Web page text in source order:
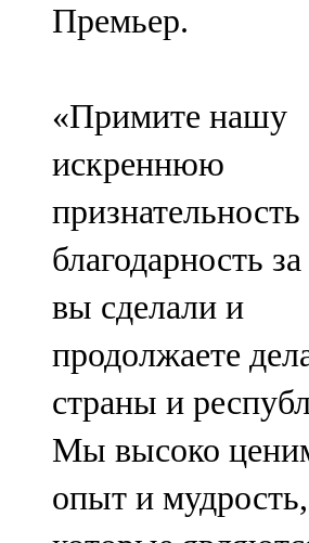
Премьер.
«Примите нашу
искреннюю
благодарность
вы сделали и
продолжаете
страны и
Мы высоко
опыт и мудрость,